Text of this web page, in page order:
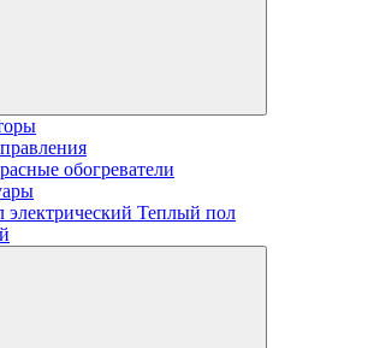
обогреватели
Теплый пол